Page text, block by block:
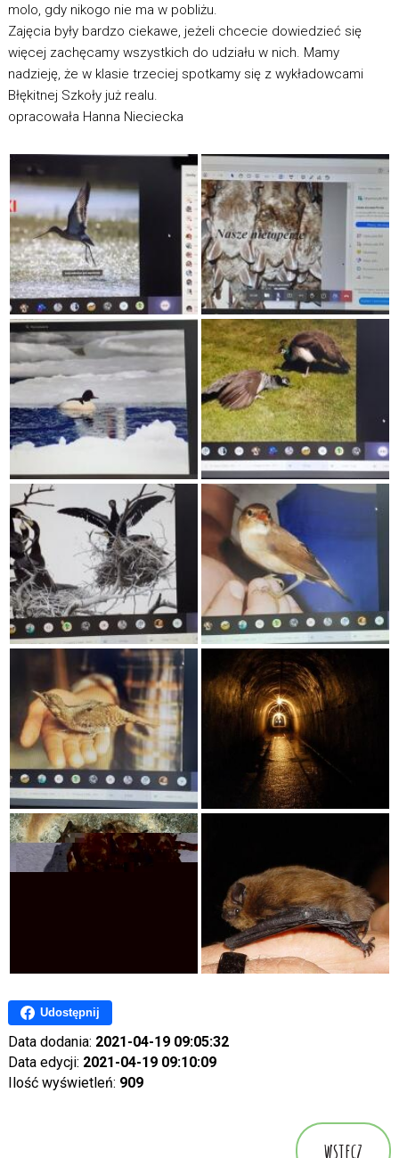
molo, gdy nikogo nie ma w pobliżu.
Zajęcia były bardzo ciekawe, jeżeli chcecie dowiedzieć się
więcej zachęcamy wszystkich do udziału w nich. Mamy
nadzieję, że w klasie trzeciej spotkamy się z wykładowcami
Błękitnej Szkoły już realu.
opracowała Hanna Nieciecka
Udostępnij
Data dodania: 2021-04-19 09:05:32
Data edycji: 2021-04-19 09:10:09
Ilość wyświetleń: 909
wstecz